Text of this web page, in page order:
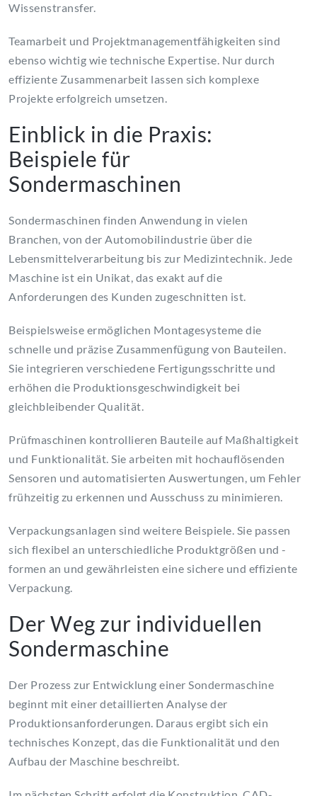
Wissenstransfer.
Teamarbeit und Projektmanagementfähigkeiten sind
ebenso wichtig wie technische Expertise. Nur durch
effiziente Zusammenarbeit lassen sich komplexe
Projekte erfolgreich umsetzen.
Einblick in die Praxis:
Beispiele für
Sondermaschinen
Sondermaschinen finden Anwendung in vielen
Branchen, von der Automobilindustrie über die
Lebensmittelverarbeitung bis zur Medizintechnik. Jede
Maschine ist ein Unikat, das exakt auf die
Anforderungen des Kunden zugeschnitten ist.
Beispielsweise ermöglichen Montagesysteme die
schnelle und präzise Zusammenfügung von Bauteilen.
Sie integrieren verschiedene Fertigungsschritte und
erhöhen die Produktionsgeschwindigkeit bei
gleichbleibender Qualität.
Prüfmaschinen kontrollieren Bauteile auf Maßhaltigkeit
und Funktionalität. Sie arbeiten mit hochauflösenden
Sensoren und automatisierten Auswertungen, um Fehler
frühzeitig zu erkennen und Ausschuss zu minimieren.
Verpackungsanlagen sind weitere Beispiele. Sie passen
sich flexibel an unterschiedliche Produktgrößen und -
formen an und gewährleisten eine sichere und effiziente
Verpackung.
Der Weg zur individuellen
Sondermaschine
Der Prozess zur Entwicklung einer Sondermaschine
beginnt mit einer detaillierten Analyse der
Produktionsanforderungen. Daraus ergibt sich ein
technisches Konzept, das die Funktionalität und den
Aufbau der Maschine beschreibt.